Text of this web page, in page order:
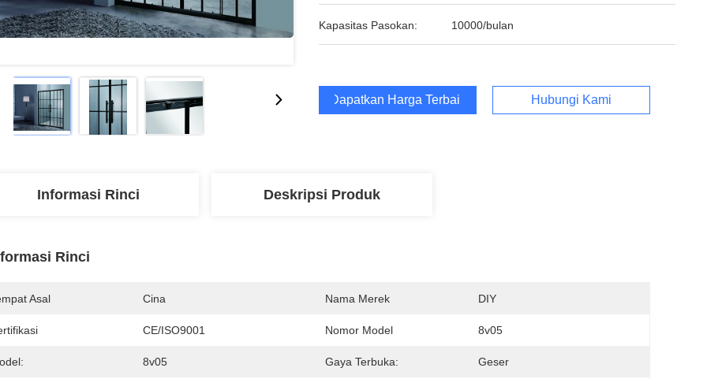
Kapasitas Pasokan: 10000/bulan
Dapatkan Harga Terbaik Hubungi Kami
Informasi Rinci Deskripsi Produk
Rinci
Asal Cina Nama Merek DIY
CE/ISO9001 Nomor Model 8v05
8v05 Gaya Terbuka: Geser